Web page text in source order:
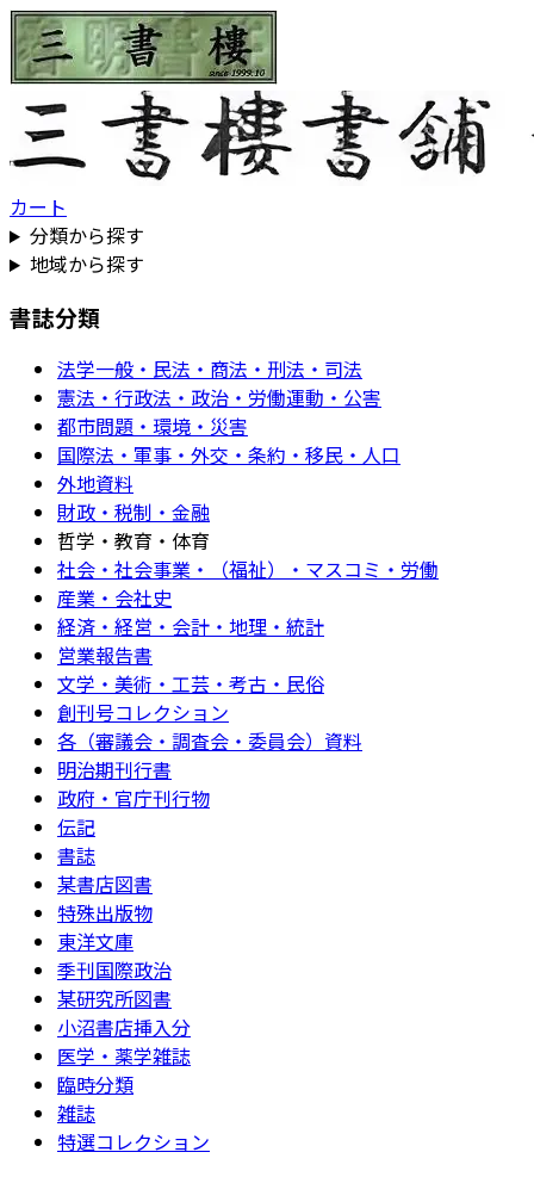
カート
分類から探す
地域から探す
書誌分類
法学一般・民法・商法・刑法・司法
憲法・行政法・政治・労働運動・公害
都市問題・環境・災害
国際法・軍事・外交・条約・移民・人口
外地資料
財政・税制・金融
哲学・教育・体育
社会・社会事業・（福祉）・マスコミ・労働
産業・会社史
経済・経営・会計・地理・統計
営業報告書
文学・美術・工芸・考古・民俗
創刊号コレクション
各（審議会・調査会・委員会）資料
明治期刊行書
政府・官庁刊行物
伝記
書誌
某書店図書
特殊出版物
東洋文庫
季刊国際政治
某研究所図書
小沼書店挿入分
医学・薬学雑誌
臨時分類
雑誌
特選コレクション